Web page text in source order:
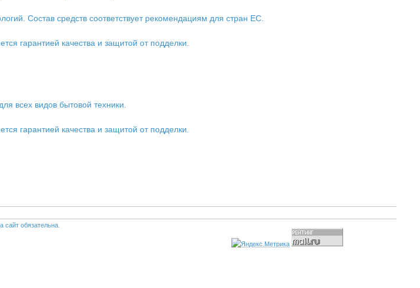
Состав средств соответствует рекомендациям для стран ЕС.
гарантией качества и защитой от подделки.
всех видов бытовой техники.
гарантией качества и защитой от подделки.
сайт обязательна.